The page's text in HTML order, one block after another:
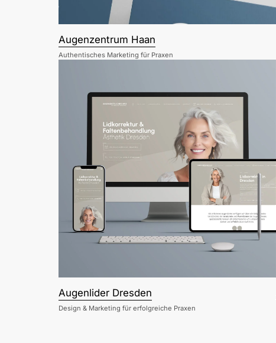
Augenzentrum Haan
Authentisches Marketing für Praxen
Augenlider Dresden
Design & Marketing für erfolgreiche Praxen